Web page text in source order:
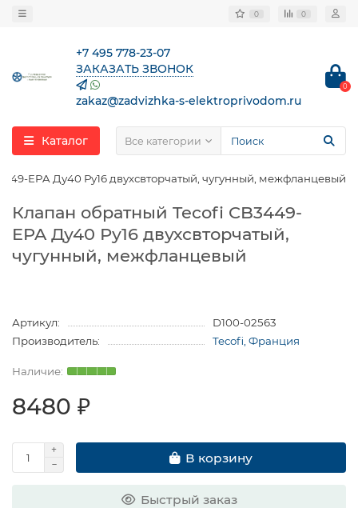
0 0
+7 495 778-23-07
ЗАКАЗАТЬ ЗВОНОК
zakaz@zadvizhka-s-elektroprivodom.ru
0
Каталог Все категории
EPA Ду40 Ру16 двухсвторчатый, чугунный, межфланцевый
Клапан обратный Tecofi CB3449-
EPA Ду40 Ру16 двухсвторчатый,
чугунный, межфланцевый
Артикул:
D100-02563
Производитель:
Tecofi, Франция
8480 ₽
В корзину
Быстрый заказ